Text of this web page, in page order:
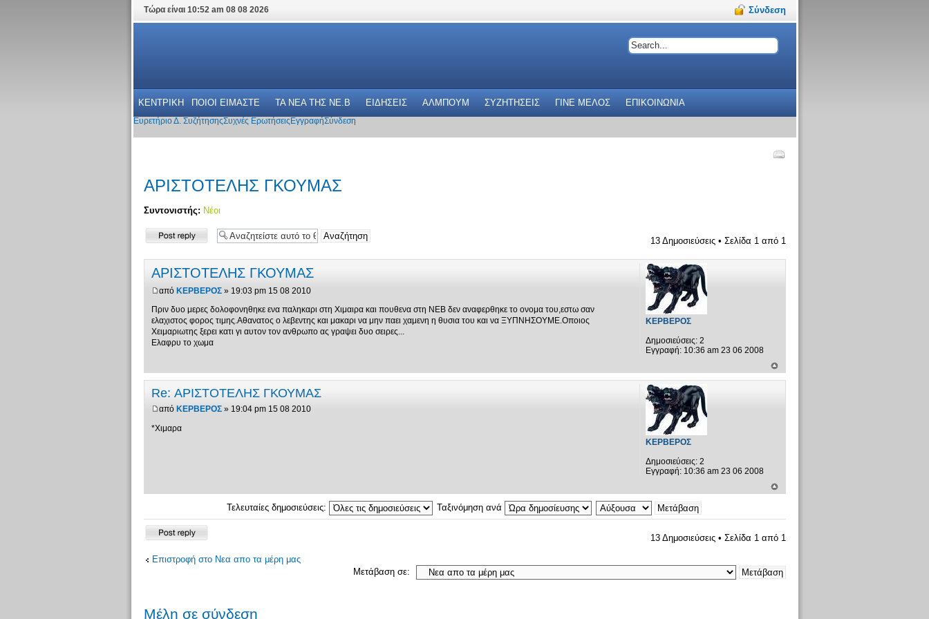
Τώρα είναι 10:52 am 08 08 2026 Σύνδεση
ΚΕΝΤΡΙΚΗ ΠΟΙΟΙ ΕΙΜΑΣΤΕ ΤΑ ΝΕΑ THΣ NE.B ΕΙΔΗΣΕΙΣ ΑΛΜΠΟΥΜ ΣΥΖΗΤΗΣΕΙΣ ΓΙΝΕ ΜΕΛΟΣ ΕΠΙΚΟΙΝΩΝΙΑ
Ευρετήριο Δ. ΣυζήτησηςΣυχνές Ερωτήσεις ΕγγραφήΣύνδεση
ΑΡΙΣΤΟΤΕΛΗΣ ΓΚΟΥΜΑΣ
Συντονιστής: Νέοι
Δημιουργία
απάντησης
13 Δημοσιεύσεις • Σελίδα 1από 1
ΑΡΙΣΤΟΤΕΛΗΣ ΓΚΟΥΜΑΣ
από ΚΕΡΒΕΡΟΣ» 19:03 pm 15 08 2010
Πριν δυο μερες δολοφονηθηκε ενα παληκαρι στη Χιμαιρα και πουθενα στη ΝΕΒ δεν αναφερθηκε το ονομα του,εστω σαν
ελαχιστος φορος τιμης.Αθανατος ο λεβεντης και μακαρι να μην παει χαμενη η θυσια του και να ΞΥΠΝΗΣΟΥΜΕ.Οποιος
Χειμαριωτης ξερει κατι γι αυτον τον ανθρωπο ας γραψει δυο σειρες...
Ελαφρυ το χωμα
ΚΕΡΒΕΡΟΣ
Δημοσιεύσεις:2
Εγγραφή:10:36 am 23 06 2008
Re: ΑΡΙΣΤΟΤΕΛΗΣ ΓΚΟΥΜΑΣ
από ΚΕΡΒΕΡΟΣ» 19:04 pm 15 08 2010
*Χιμαρα
ΚΕΡΒΕΡΟΣ
Δημοσιεύσεις:2
Εγγραφή:10:36 am 23 06 2008
Τελευταίες δημοσιεύσεις: Ταξινόμηση ανά
Δημιουργία
απάντησης
13 Δημοσιεύσεις • Σελίδα 1από 1
Επιστροφή στο Νεα απο τα μέρη μας
Μετάβαση σε:
Μέλη σε σύνδεση